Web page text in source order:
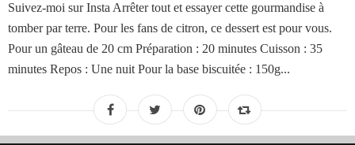
Suivez-moi sur Insta Arrêter tout et essayer cette gourmandise à
tomber par terre. Pour les fans de citron, ce dessert est pour vous.
Pour un gâteau de 20 cm Préparation : 20 minutes Cuisson : 35
minutes Repos : Une nuit Pour la base biscuitée : 150g...